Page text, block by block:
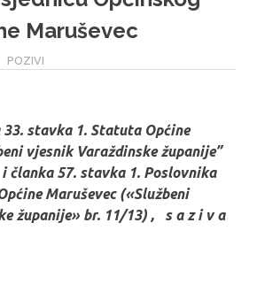
Maruševec
MODERATOR
POZIVI
stavka 1. Statuta Općine
vjesnik Varaždinske županije”
članka 57. stavka 1. Poslovnika
Maruševec («Službeni
županije» br. 11/13) , s a z i v a